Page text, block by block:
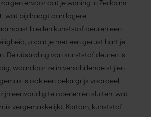
ervoor dat je woning in Zeddam
wat bijdraagt aan lagere
bieden kunststof deuren een
zodat je met een gerust hart je
De uitstraling van kunststof deuren is
waardoor ze in verschillende stijlen
is ook een belangrijk voordeel;
eenvoudig te openen en sluiten, wat
vergemakkelijkt. Kortom, kunststof